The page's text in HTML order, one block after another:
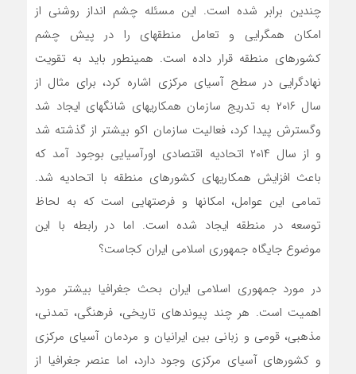
چندین برابر شده است. این مسئله چشم انداز روشنی از
امکان همگرایی و تعامل منطقه­ای را در پیش چشم
کشورهای منطقه قرار داده است. همینطور باید به تقویت
نهادگرایی در سطح آسیای مرکزی اشاره کرد، برای مثال از
سال ۲۰۱۶ به تدریج سازمان همکاری­های شانگهای ایجاد شد
وگسترش پیدا کرد، فعالیت سازمان اکو بیشتر از گذشته شد
و از سال ۲۰۱۴ اتحادیه اقتصادی اورآسیایی بوجود آمد که
باعث افزایش همکاری­های کشورهای منطقه با اتحادیه شد.
تمامی این عوامل، امکان­ها و فرصت­هایی است که به لحاظ
توسعه در منطقه ایجاد شده است. اما در رابطه با این
موضوع جایگاه جمهوری اسلامی ایران کجاست؟
در مورد جمهوری اسلامی ایران بحث جغرافیا بیشتر مورد
اهمیت است. هر چند پیوندهای تاریخی، فرهنگی، تمدنی،
مذهبی، قومی و زبانی بین ایرانیان و مردمان آسیای مرکزی
و کشورهای آسیای مرکزی وجود دارد، اما عنصر جغرافیا از